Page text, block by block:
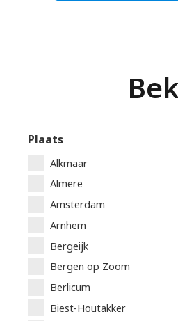
Plaats
Alkmaar
Almere
Amsterdam
Arnhem
Bergeijk
Bergen op Zoom
Berlicum
Biest-Houtakker